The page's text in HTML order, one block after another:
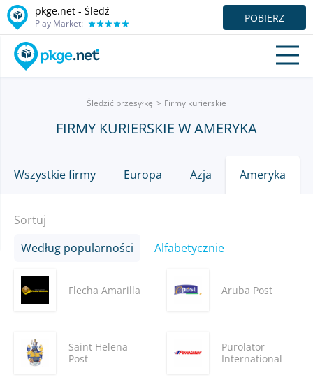
pkge.net - Śledź
Play Market: POBIERZ
Śledzić przesyłkę Firmy kurierskie
FIRMY KURIERSKIE W AMERYKA
Wszystkie firmy Europa Azja Ameryka
Sortuj
Według popularności
Alfabetycznie
Flecha Amarilla Aruba Post
Saint Helena
Post
Purolator
International